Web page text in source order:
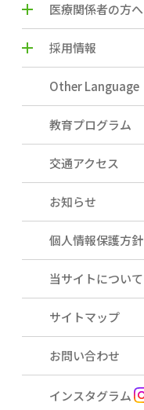
医療関係者の方へ
採用情報
Other Language
教育プログラム
交通アクセス
お知らせ
個人情報保護方針
当サイトについて
サイトマップ
お問い合わせ
インスタグラム